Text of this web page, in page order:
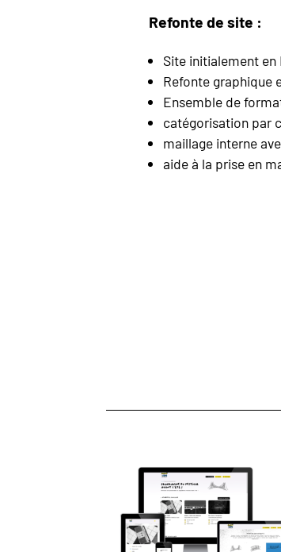
Refonte de site :
Site initialement en
Refonte graphique
Ensemble de
catégorisation par
maillage interne
aide à la prise en